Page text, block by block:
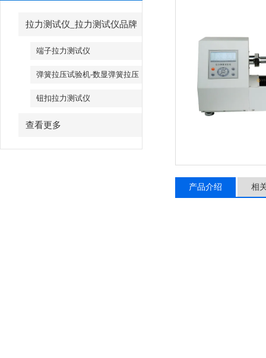
拉力测试仪_拉力测试仪品牌
端子拉力测试仪
弹簧拉压试验机-数显弹簧拉压
试验机
钮扣拉力测试仪
查看更多
产品介绍 相